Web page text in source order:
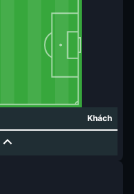
Khách